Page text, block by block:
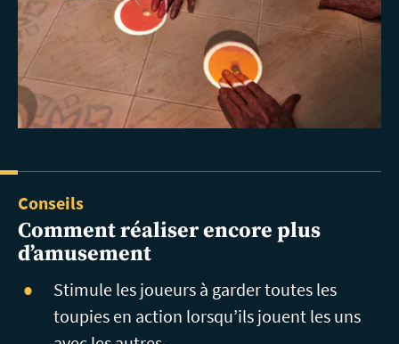
Conseils
Comment réaliser encore plus
d’amusement
Stimule les joueurs à garder toutes les
toupies en action lorsqu’ils jouent les uns